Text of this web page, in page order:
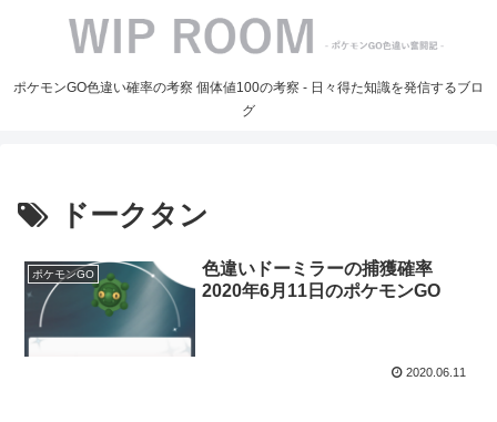
ポケモンGO色違い確率の考察 個体値100の考察 - 日々得た知識を発信するブロ
グ
ドークタン
ポケモンGO
色違いドーミラーの捕獲確率
2020年6月11日のポケモンGO
2020.06.11